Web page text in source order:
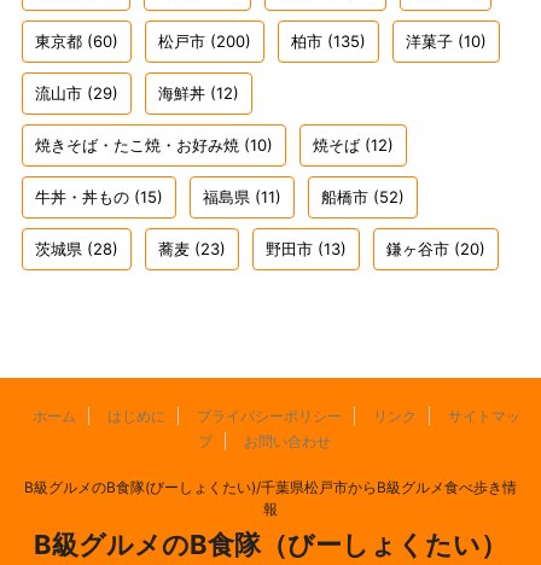
東京都 (60) 松戸市 (200) 柏市 (135) 洋菓子 (10)
流山市 (29) 海鮮丼 (12)
焼きそば・たこ焼・お好み焼 (10) 焼そば (12)
牛丼・丼もの (15) 福島県 (11) 船橋市 (52)
茨城県 (28) 蕎麦 (23) 野田市 (13) 鎌ヶ谷市 (20)
ホーム はじめに プライバシーポリシー リンク
サイトマッ
プ
お問い合わせ
B級グルメのB食隊(びーしょくたい)/千葉県松戸市からB級グルメ食べ歩き情
報
B級グルメのB食隊（びーしょくたい）